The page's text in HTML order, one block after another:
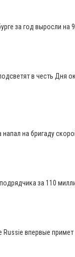
за год выросли на
в честь Дня
напал на бригаду
за 110
Russie впервые